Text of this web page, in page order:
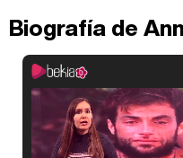
Biografía de